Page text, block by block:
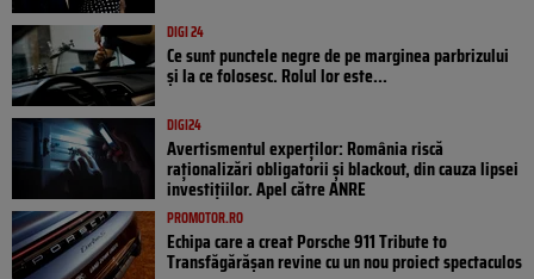
DIGI 24
Ce sunt punctele negre de pe marginea parbrizului
și la ce folosesc. Rolul lor este...
DIGI24
Avertismentul experților: România riscă
raționalizări obligatorii și blackout, din cauza lipsei
investițiilor. Apel către ANRE
PROMOTOR.RO
Echipa care a creat Porsche 911 Tribute to
Transfăgărășan revine cu un nou proiect spectaculos